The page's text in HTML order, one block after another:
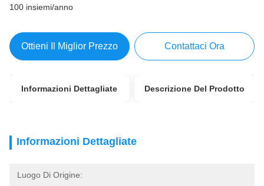
100 insiemi/anno
Ottieni Il Miglior Prezzo Contattaci Ora
Informazioni Dettagliate Descrizione Del Prodotto
Informazioni Dettagliate
Luogo Di Origine: